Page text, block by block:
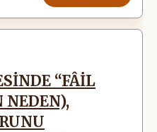
“FÂİL
NEDEN),